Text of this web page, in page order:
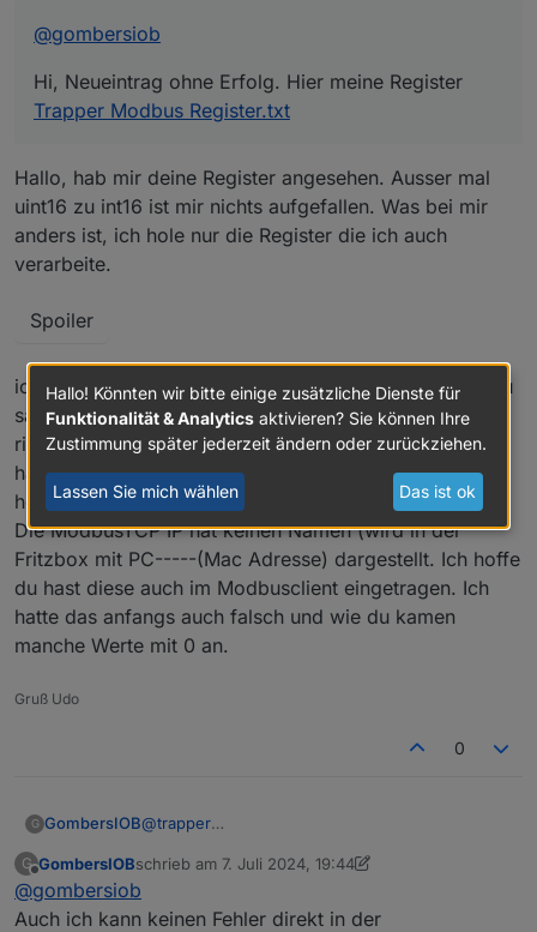
@gombersiob
Hi, Neueintrag ohne Erfolg. Hier meine Register
Trapper Modbus Register.txt
Hallo, hab mir deine Register angesehen. Ausser mal
uint16 zu int16 ist mir nichts aufgefallen. Was bei mir
anders ist, ich hole nur die Register die ich auch
verarbeite.
Spoiler
ich hatte ja schon die Frage nach den Ports gestellt. Du
sagst das du den hinteren Port benutzt. Auch dafür die
richtige IP im Modbus eingetragen? In deinem Router
hast du 2 IP Adressen für den Wechselrichter. die eine
heist "espressif" die ist für die Übertragung zur Cloud.
Die ModbusTCP IP hat keinen Namen (wird in der
Fritzbox mit PC-----(Mac Adresse) dargestellt. Ich hoffe
du hast diese auch im Modbusclient eingetragen. Ich
hatte das anfangs auch falsch und wie du kamen
manche Werte mit 0 an.
Gruß Udo
0
G GombersIOB@trapper
antworte gerade über Handy. Kann Dienstag
G
Offline
GombersIOBschrieb am 7. Juli 2024, 19:44
zuletzt editiert von GombersIOB
@gombersiob
Auch ich kann keinen Fehler direkt in der
Hallo! Könnten wir bitte einige zusätzliche Dienste für
Funktionalität & Analytics aktivieren? Sie können Ihre
Zustimmung später jederzeit ändern oder zurückziehen.
Lassen Sie mich wählen Das ist ok